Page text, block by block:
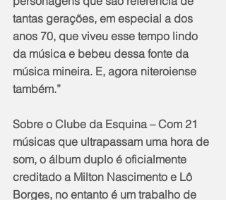
tantas gerações, em especial a dos
anos 70, que viveu esse tempo lindo
da música e bebeu dessa fonte da
música mineira. E, agora niteroiense
também.”
Sobre o Clube da Esquina – Com 21
músicas que ultrapassam uma hora de
som, o álbum duplo é oficialmente
creditado a Milton Nascimento e Lô
Borges, no entanto é um trabalho de